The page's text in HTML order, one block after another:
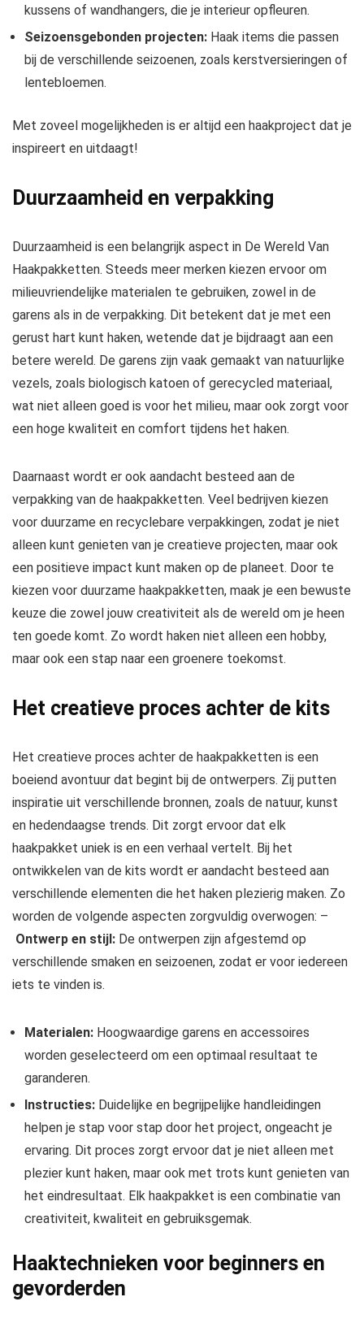
kussens of wandhangers, die je interieur opfleuren.
Seizoensgebonden projecten: Haak items die passen
bij de verschillende seizoenen, zoals kerstversieringen of
lentebloemen.
Met zoveel mogelijkheden is er altijd een haakproject dat je
inspireert en uitdaagt!
Duurzaamheid en verpakking
Duurzaamheid is een belangrijk aspect in De Wereld Van
Haakpakketten. Steeds meer merken kiezen ervoor om
milieuvriendelijke materialen te gebruiken, zowel in de
garens als in de verpakking. Dit betekent dat je met een
gerust hart kunt haken, wetende dat je bijdraagt aan een
betere wereld. De garens zijn vaak gemaakt van natuurlijke
vezels, zoals biologisch katoen of gerecycled materiaal,
wat niet alleen goed is voor het milieu, maar ook zorgt voor
een hoge kwaliteit en comfort tijdens het haken.
Daarnaast wordt er ook aandacht besteed aan de
verpakking van de haakpakketten. Veel bedrijven kiezen
voor duurzame en recyclebare verpakkingen, zodat je niet
alleen kunt genieten van je creatieve projecten, maar ook
een positieve impact kunt maken op de planeet. Door te
kiezen voor duurzame haakpakketten, maak je een bewuste
keuze die zowel jouw creativiteit als de wereld om je heen
ten goede komt. Zo wordt haken niet alleen een hobby,
maar ook een stap naar een groenere toekomst.
Het creatieve proces achter de kits
Het creatieve proces achter de haakpakketten is een
boeiend avontuur dat begint bij de ontwerpers. Zij putten
inspiratie uit verschillende bronnen, zoals de natuur, kunst
en hedendaagse trends. Dit zorgt ervoor dat elk
haakpakket uniek is en een verhaal vertelt. Bij het
ontwikkelen van de kits wordt er aandacht besteed aan
verschillende elementen die het haken plezierig maken. Zo
worden de volgende aspecten zorgvuldig overwogen: –
Ontwerp en stijl: De ontwerpen zijn afgestemd op
verschillende smaken en seizoenen, zodat er voor iedereen
iets te vinden is.
Materialen: Hoogwaardige garens en accessoires
worden geselecteerd om een optimaal resultaat te
garanderen.
Instructies: Duidelijke en begrijpelijke handleidingen
helpen je stap voor stap door het project, ongeacht je
ervaring. Dit proces zorgt ervoor dat je niet alleen met
plezier kunt haken, maar ook met trots kunt genieten van
het eindresultaat. Elk haakpakket is een combinatie van
creativiteit, kwaliteit en gebruiksgemak.
Haaktechnieken voor beginners en
gevorderden